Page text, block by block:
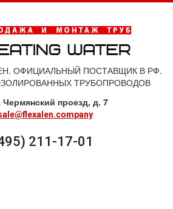
ОФИЦИАЛЬНЫЙ ПОСТАВЩИК В РФ.
ТРУБОПРОВОДОВ
проезд, д. 7
211-17-01